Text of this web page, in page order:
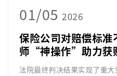
01/05 2026
保险公司对赔偿标准
师“神操作”助力获
法院最终判决结果实现了重大